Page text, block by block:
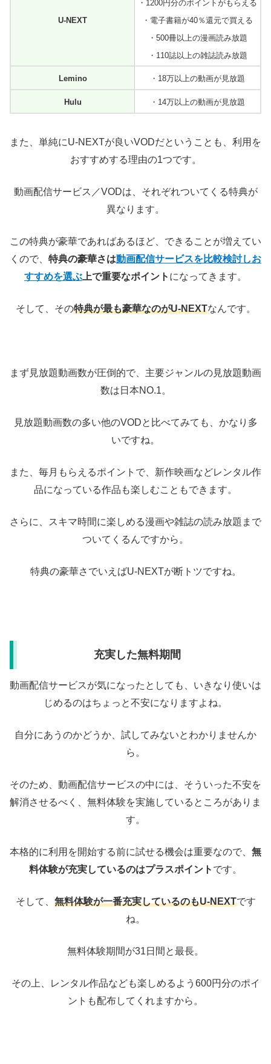
U-NEXT
・1200円分のポイントがもらえる
・電子書籍が40％還元で買える
・500冊以上の漫画読み放題
・110誌以上の雑誌読み放題
Lemino ・18万以上の動画が見放題
Hulu ・14万以上の動画が見放題
また、単純にU-NEXTが良いVODだということも、利用を
おすすめする理由の1つです。
動画配信サービス／VODは、それぞれついてくる特典が
異なります。
この特典が豪華であればあるほど、できることが増えてい
くので、 特典の豪華さは動画配信サービスを比較検討しお
すすめを選ぶ 上で重要なポイント になってきます。
そして、その特典が最も豪華なのがU-NEXTなんです。
まず見放題動画数が圧倒的で、主要ジャンルの見放題動画
数は日本NO.1。
見放題動画数の多い他のVODと比べてみても、かなり多
いですね。
また、毎月もらえるポイントで、新作映画などレンタル作
品になっている作品も楽しむこともできます。
さらに、スキマ時間に楽しめる漫画や雑誌の読み放題まで
ついてくるんですから。
特典の豪華さでいえばU-NEXTが断トツですね。
充実した無料期間
動画配信サービスが気になったとしても、いきなり使いは
じめるのはちょっと不安になりますよね。
自分にあうのかどうか、試してみないとわかりませんか
ら。
そのため、動画配信サービスの中には、そういった不安を
解消させるべく、無料体験を実施しているところがありま
す。
本格的に利用を開始する前に試せる機会は重要なので、 無
料体験が充実しているのはプラスポイント です。
そして、 無料体験が一番充実しているのもU-NEXTです
ね。
無料体験期間が31日間と最長。
その上、レンタル作品なども楽しめるよう600円分のポイ
ントも配布してくれますから。